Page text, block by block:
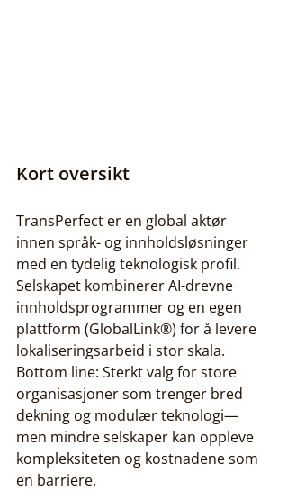
Kort oversikt
TransPerfect er en global aktør
innen språk- og innholdsløsninger
med en tydelig teknologisk profil.
Selskapet kombinerer AI-drevne
innholdsprogrammer og en egen
plattform (GlobalLink®) for å levere
lokaliseringsarbeid i stor skala.
Bottom line: Sterkt valg for store
organisasjoner som trenger bred
dekning og modulær teknologi—
men mindre selskaper kan oppleve
kompleksiteten og kostnadene som
en barriere.